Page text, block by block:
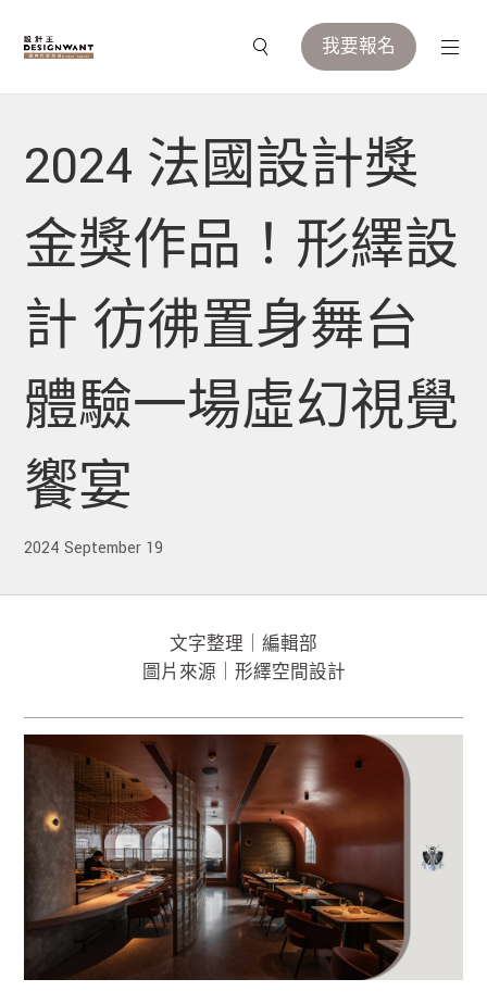
我要報名
2024 法國設計獎
金獎作品！形繹設
計 彷彿置身舞台
體驗一場虛幻視覺
饗宴
2024 September 19
文字整理｜編輯部
圖片來源｜形繹空間設計